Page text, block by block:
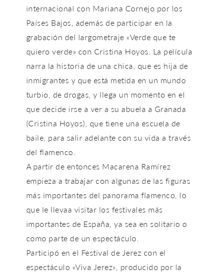
internacional con Mariana Cornejo por los
Países Bajos, además de participar en la
grabación del largometraje «Verde que te
quiero verde» con Cristina Hoyos. La película
narra la historia de una chica, que es hija de
inmigrantes y que está metida en un mundo
turbio, de drogas, y llega un momento en el
que decide irse a ver a su abuela a Granada
(Cristina Hoyos), que tiene una escuela de
baile, para salir adelante con su vida a través
del flamenco.
A partir de entonces Macarena Ramírez
empieza a trabajar con algunas de las figuras
más importantes del panorama flamenco, lo
que le llevaa visitar los festivales más
importantes de España, ya sea en solitario o
como parte de un espectáculo.
Participó en el Festival de Jerez con el
espectáculo «Viva Jerez», producido por la